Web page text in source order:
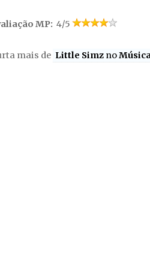
MP: 4/5
mais de Little Simz no